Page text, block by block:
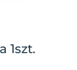
1szt.